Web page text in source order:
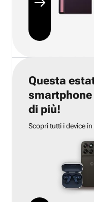
Questa
di più!
Scopri tutti i device